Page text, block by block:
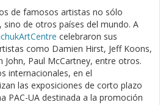
de famosos artistas no sólo
sino de otros países del mundo. A
celebraron sus
como Damien Hirst, Jeff Koons,
John, Paul McCartney, entre otros.
internacionales, en el
las exposiciones de corto plazo
PAC-UA destinada a la promoción